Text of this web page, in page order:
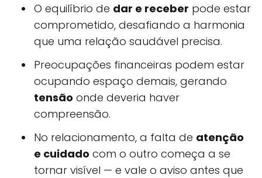
O equilíbrio de dar e receber pode estar
comprometido, desafiando a harmonia
que uma relação saudável precisa.
Preocupações financeiras podem estar
ocupando espaço demais, gerando
tensão onde deveria haver
compreensão.
No relacionamento, a falta de atenção
e cuidado com o outro começa a se
tornar visível — e vale o aviso antes que